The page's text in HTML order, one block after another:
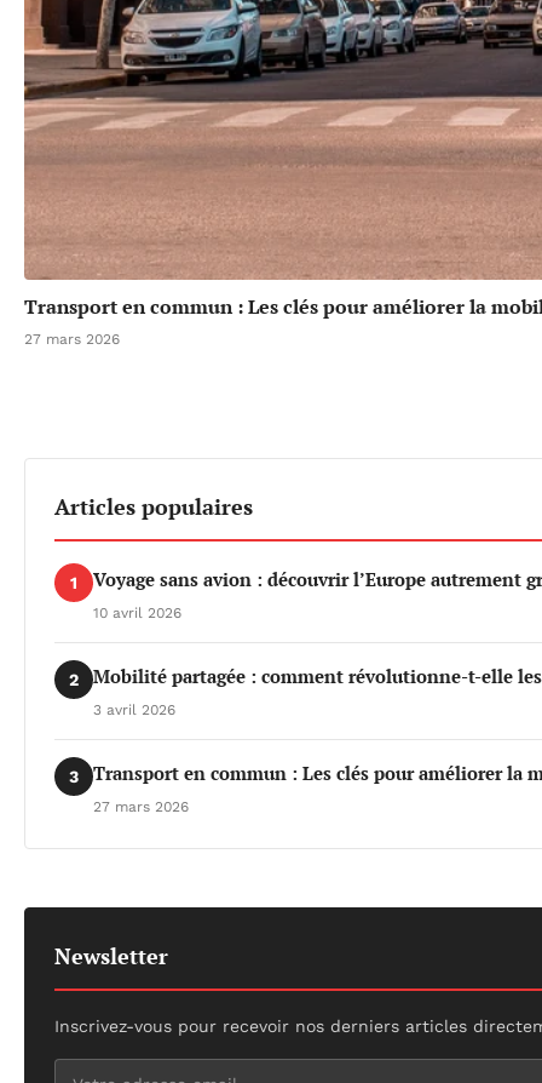
Transport en commun : Les clés pour améliorer la
27 mars 2026
Articles populaires
1 Voyage sans avion : découvrir l’Europe autrement
10 avril 2026
2 Mobilité partagée : comment révolutionne-t-elle
3 avril 2026
3 Transport en commun : Les clés pour améliorer la
27 mars 2026
Newsletter
Inscrivez-vous pour recevoir nos derniers articles